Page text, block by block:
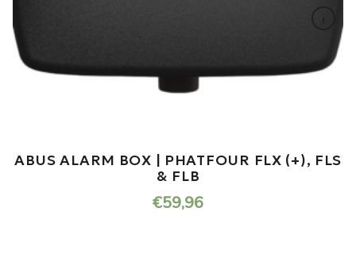
ABUS ALARM BOX | PHATFOUR FLX (+), FLS
& FLB
€59,96